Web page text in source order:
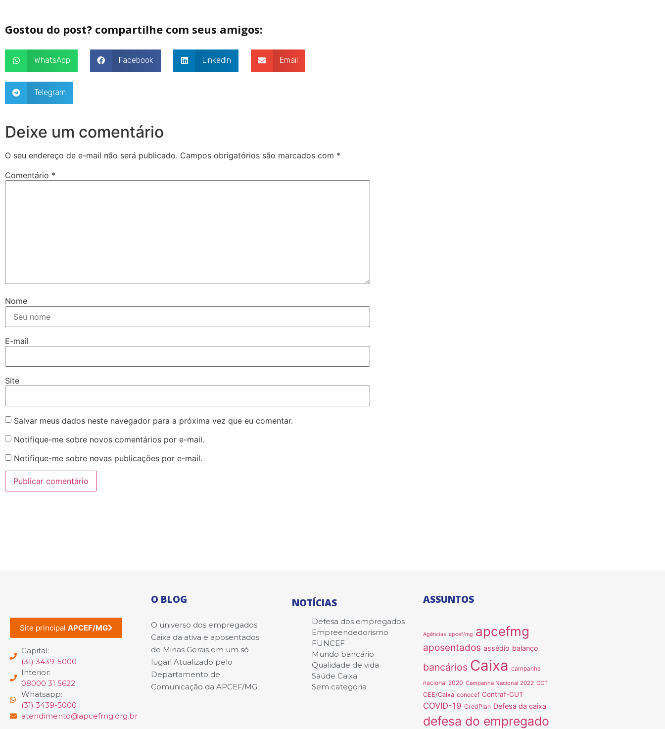
Gostou do post? compartilhe com seus amigos:
WhatsApp Facebook LinkedIn Email
Telegram
Deixe um comentário
O seu endereço de e-mail não será publicado. Campos obrigatórios são marcados com *
Comentário *
Nome
E-mail
Site
Salvar meus dados neste navegador para a próxima vez que eu comentar.
Notifique-me sobre novos comentários por e-mail.
Notifique-me sobre novas publicações por e-mail.
Site principal APCEF/MG
Capital:
(31) 3439-5000
Interior:
08000 31 5622
Whatsapp:
(31) 3439-5000
atendimento@apcefmg.org.br
O BLOG
O universo dos empregados
Caixa da ativa e aposentados
de Minas Gerais em um só
lugar! Atualizado pelo
Departamento de
Comunicação da APCEF/MG.
NOTÍCIAS
Defesa dos empregados
Empreendedorismo
FUNCEF
Mundo bancário
Qualidade de vida
Saúde Caixa
Sem categoria
ASSUNTOS
Agências apcef/mg apcefmg
aposentados assédio balanço
bancários Caixa campanha
nacional 2020 Campanha Nacional 2022 CCT
CEE/Caixa conecef Contraf-CUT
COVID-19 CredPlan Defesa da caixa
defesa do empregado